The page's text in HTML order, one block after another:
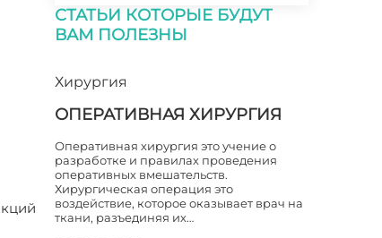
СТАТЬИ КОТОРЫЕ БУДУТ
ВАМ ПОЛЕЗНЫ
Хирургия
ОПЕРАТИВНАЯ ХИРУРГИЯ
Оперативная хирургия это учение о
разработке и правилах проведения
оперативных вмешательств.
Хирургическая операция это
воздействие, которое оказывает врач на
ткани, разъединяя их…